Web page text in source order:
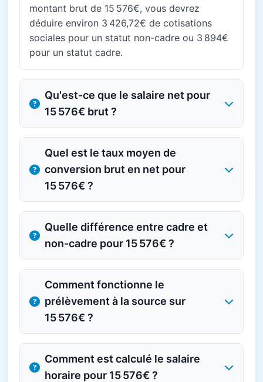
montant brut de 15 576€, vous devrez
déduire environ 3 426,72€ de cotisations
sociales pour un statut non-cadre ou 3 894€
pour un statut cadre.
Qu'est-ce que le salaire net pour
15 576€ brut ?
Quel est le taux moyen de
conversion brut en net pour
15 576€ ?
Quelle différence entre cadre et
non-cadre pour 15 576€ ?
Comment fonctionne le
prélèvement à la source sur
15 576€ ?
Comment est calculé le salaire
horaire pour 15 576€ ?